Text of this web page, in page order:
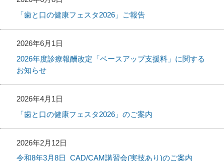
「歯と口の健康フェスタ2026」ご報告
2026年6月1日
2026年度診療報酬改定「ベースアップ支援料」に関する
お知らせ
2026年4月1日
「歯と口の健康フェスタ2026」のご案内
2026年2月12日
令和8年3月8日_CAD/CAM講習会(実技あり)のご案内